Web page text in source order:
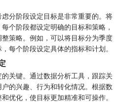
分阶段设定目标是非常重要的。将
个阶段都设定明确的目标和策略，
策略。例如，可以将目标分为季度
每个阶段设定具体的指标和计划。
关键。通过数据分析工具，跟踪关
的兴趣、行为和转化情况。根据数
优化，使目标更加精准和可操作。